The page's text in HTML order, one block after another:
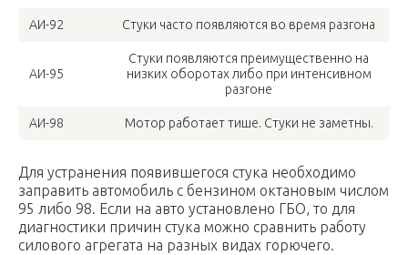
АИ-92 Стуки часто появляются во время разгона
АИ-95
Стуки появляются преимущественно на
низких оборотах либо при интенсивном
разгоне
АИ-98 Мотор работает тише. Стуки не заметны.
Для устранения появившегося стука необходимо
заправить автомобиль с бензином октановым числом
95 либо 98. Если на авто установлено ГБО, то для
диагностики причин стука можно сравнить работу
силового агрегата на разных видах горючего.